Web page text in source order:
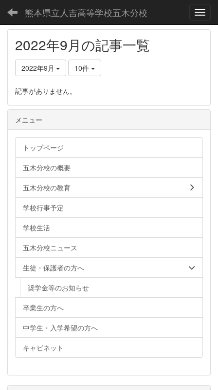
熊本県立人吉高等学校五木分校
2022年9月の記事一覧
2022年9月 10件
記事がありません。
メニュー
トップページ
五木分校の概要
五木分校の教育
学校行事予定
学校生活
五木分校ニュース
生徒・保護者の方へ
奨学金等のお知らせ
卒業生の方へ
中学生・入学希望の方へ
キャビネット